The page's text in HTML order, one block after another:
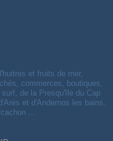
et fruits de mer,
commerces, boutiques,
de la Presqu'île du Cap
et d'Andernos les bains.
...